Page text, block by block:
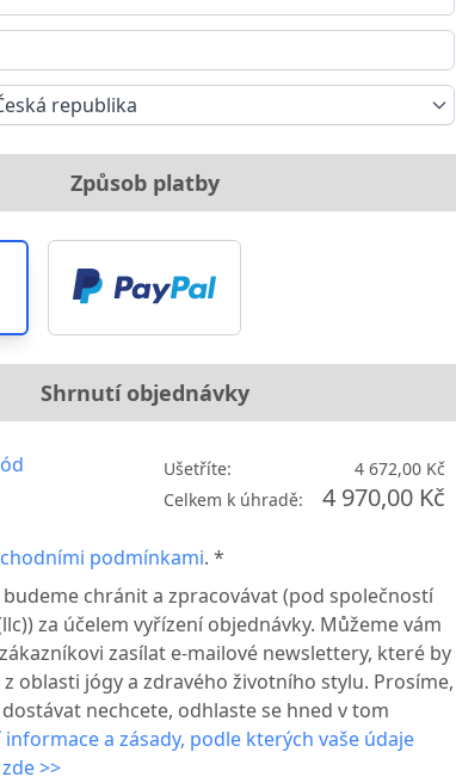
republika
Způsob platby
Shrnutí objednávky
Ušetříte:
4 672,00 Kč
Celkem k úhradě:
4 970,00 Kč
podmínkami. *
chránit a zpracovávat (pod společností
za účelem vyřízení objednávky. Můžeme vám
zasílat e-mailové newslettery, které by
oblasti jógy a zdravého životního stylu. Prosíme,
nechcete, odhlaste se hned v tom
a zásady, podle kterých vaše údaje
>>